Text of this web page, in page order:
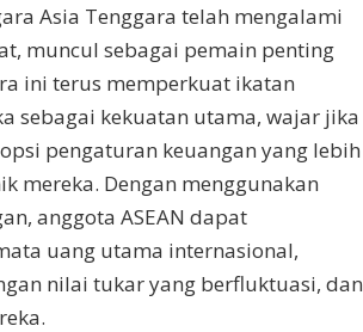
Asia Tenggara telah mengalami
muncul sebagai pemain penting
ini terus memperkuat ikatan
sebagai kekuatan utama, wajar jika
pengaturan keuangan yang lebih
mereka. Dengan menggunakan
anggota ASEAN dapat
uang utama internasional,
nilai tukar yang berfluktuasi, dan